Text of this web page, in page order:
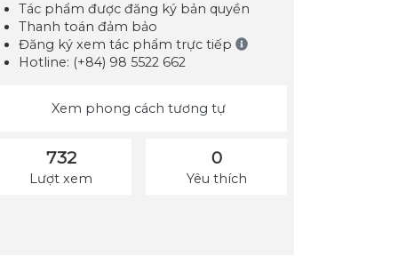
Tác phẩm được đăng ký bản quyền
Thanh toán đảm bảo
Đăng ký xem tác phẩm trực tiếp
Hotline: (+84) 98 5522 662
Xem phong cách tương tự
732
Lượt xem
0
Yêu thích